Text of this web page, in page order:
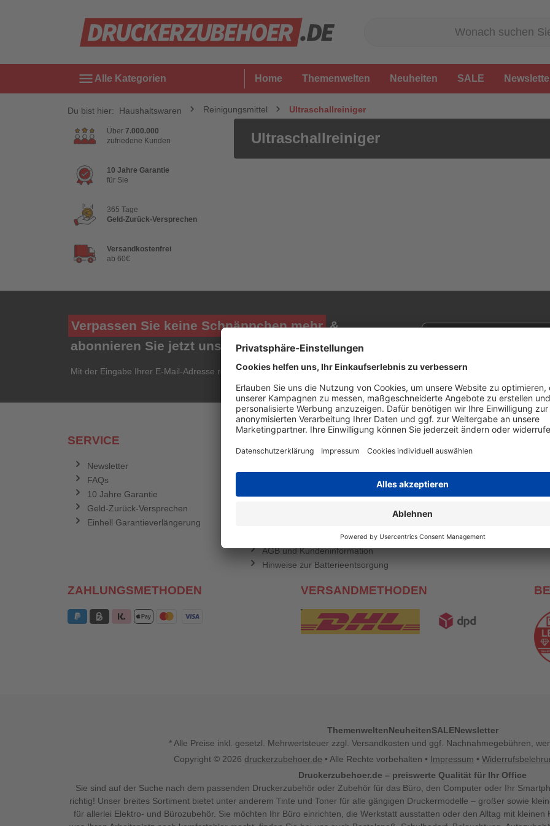
menu Alle Kategorien Home Themenwelten Neuheiten SALE
Du bist hier: Haushaltswaren Reinigungsmittel Ultraschallreiniger
Ultraschallreiniger
Über 7.000.000
zufriedene Kunden
10 Jahre Garantie
für Sie
365 Tage
Geld-Zurück-Versprechen
Versandkostenfrei
ab 60€
Verpassen Sie keine Schnäppchen mehr &
abonnieren Sie jetzt unseren kostenlosen Newsletter!
Newsletter E-Mail Adresse
Mit der Eingabe Ihrer E-Mail-Adresse registrieren Sie sich für den Druckerzubehör.de-Newsletter. Weitere Informationen
SERVICE
Newsletter
FAQs
10 Jahre Garantie
Geld-Zurück-Versprechen
Einhell Garantieverlängerung
Cookie Einstellungen
AGB und Kundeninformation
Hinweise zur Batterieentsorgung
ZAHLUNGSMETHODEN VERSANDMETHODEN
ThemenweltenNeuheitenSALENewsletter
* Alle Preise inkl. gesetzl. Mehrwertsteuer zzgl. Versandkosten und ggf. Nachnahmegebühren,
Copyright © 2026 druckerzubehoer.de • Alle Rechte vorbehalten • Impressum •
Druckerzubehoer.de – preiswerte Qualität für Ihr Office
Sie sind auf der Suche nach dem passenden Druckerzubehör oder Zubehör für das Büro, den Computer oder Ihr
richtig! Unser breites Sortiment bietet unter anderem Tinte und Toner für alle gängigen Druckermodelle – großer sowie
für allerlei Elektro- und Bürozubehör. Sie möchten Ihr Büro einrichten, die Werkstatt ausstatten oder den Alltag mit kleinen